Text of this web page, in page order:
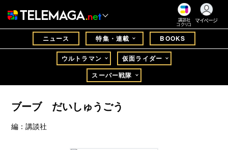
講談社
コクリコ
マイページ
ニュース 特集・連載 BOOKS
ウルトラマン
仮面ライダー
スーパー戦隊
ブーブ だいしゅうごう
編：講談社